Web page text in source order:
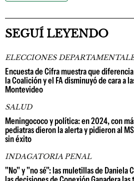
SEGUÍ LEYENDO
ELECCIONES
Encuesta de Cifra muestra que
la Coalición y el FA disminuyó de cara a
Montevideo
SALUD
Meningococo y política: en 2024, con
pediatras dieron la alerta y pidieron al
sin éxito
INDAGATORIA PENAL
"No" y "no sé": las muletillas de Daniela